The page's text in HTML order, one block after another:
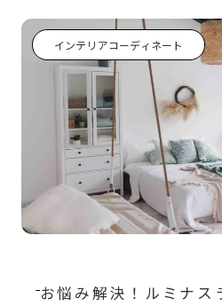
インテリアコーディネート